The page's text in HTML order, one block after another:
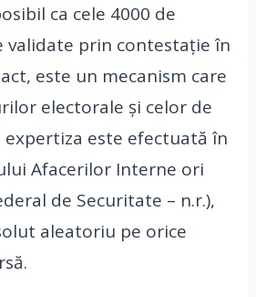
ca cele 4000 de
validate prin contestație în
este un mecanism care
electorale și celor de
este efectuată în
Afacerilor Interne ori
de Securitate – n.r.),
aleatoriu pe orice